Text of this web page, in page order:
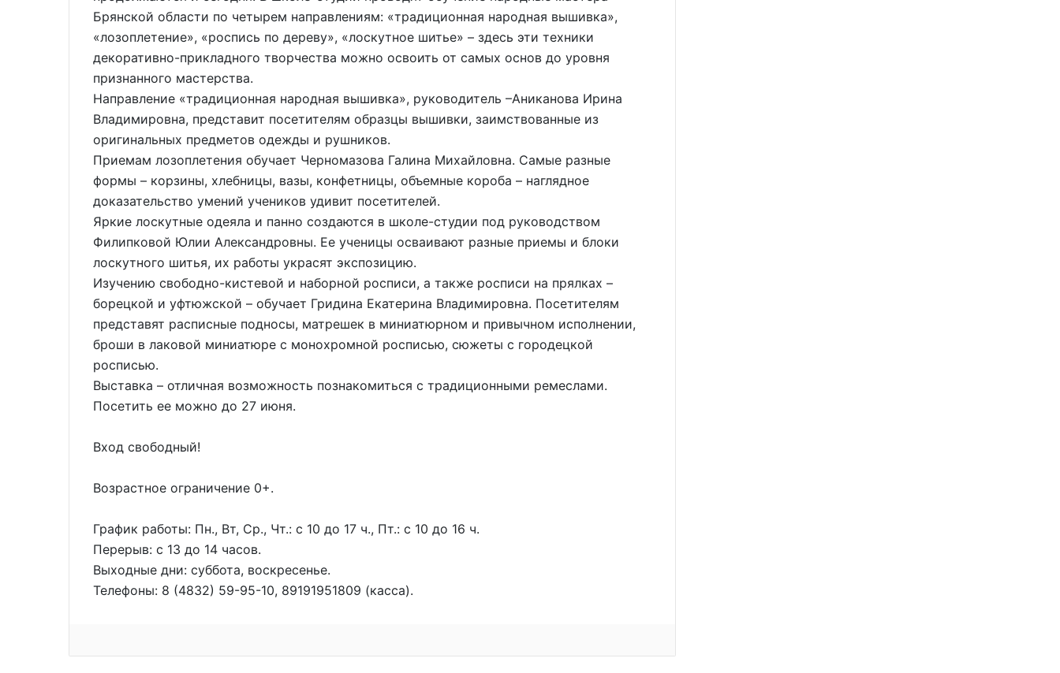
Брянской области по четырем направлениям: «традиционная народная вышивка»,
«лозоплетение», «роспись по дереву», «лоскутное шитье» – здесь эти техники
декоративно-прикладного творчества можно освоить от самых основ до уровня
признанного мастерства.
Направление «традиционная народная вышивка», руководитель –Аниканова Ирина
Владимировна, представит посетителям образцы вышивки, заимствованные из
оригинальных предметов одежды и рушников.
Приемам лозоплетения обучает Черномазова Галина Михайловна. Самые разные
формы – корзины, хлебницы, вазы, конфетницы, объемные короба – наглядное
доказательство умений учеников удивит посетителей.
Яркие лоскутные одеяла и панно создаются в школе-студии под руководством
Филипковой Юлии Александровны. Ее ученицы осваивают разные приемы и блоки
лоскутного шитья, их работы украсят экспозицию.
Изучению свободно-кистевой и наборной росписи, а также росписи на прялках –
борецкой и уфтюжской – обучает Гридина Екатерина Владимировна. Посетителям
представят расписные подносы, матрешек в миниатюрном и привычном исполнении,
броши в лаковой миниатюре с монохромной росписью, сюжеты с городецкой
росписью.
Выставка – отличная возможность познакомиться с традиционными ремеслами.
Посетить ее можно до 27 июня.
Вход свободный!
Возрастное ограничение 0+.
График работы: Пн., Вт, Ср., Чт.: с 10 до 17 ч., Пт.: с 10 до 16 ч.
Перерыв: с 13 до 14 часов.
Выходные дни: суббота, воскресенье.
Телефоны: 8 (4832) 59-95-10, 89191951809 (касса).